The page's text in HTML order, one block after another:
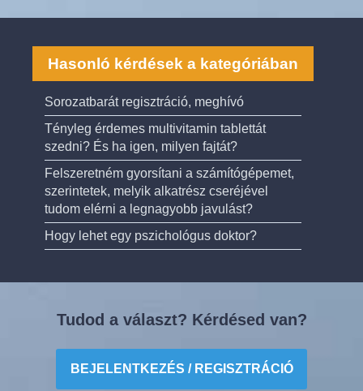
Hasonló kérdések a kategóriában
Sorozatbarát regisztráció, meghívó
Tényleg érdemes multivitamin tablettát
szedni? És ha igen, milyen fajtát?
Felszeretném gyorsítani a számítógépemet,
szerintetek, melyik alkatrész cseréjével
tudom elérni a legnagyobb javulást?
Hogy lehet egy pszichológus doktor?
Tudod a választ? Kérdésed van?
BEJELENTKEZÉS / REGISZTRÁCIÓ